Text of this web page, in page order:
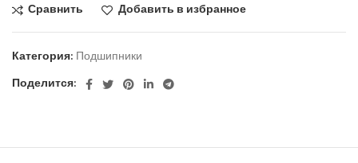
Сравнить Добавить в избранное
Категория: Подшипники
Поделится: